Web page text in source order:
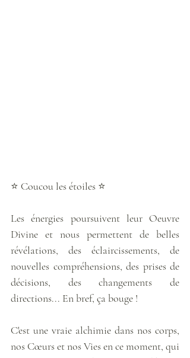
⭐ Coucou les étoiles ⭐
Les énergies poursuivent leur Oeuvre
Divine et nous permettent de belles
révélations, des éclaircissements, de
nouvelles compréhensions, des prises de
décisions, des changements de
directions... En bref, ça bouge !
C'est une vraie alchimie dans nos corps,
nos Cœurs et nos Vies en ce moment, qui